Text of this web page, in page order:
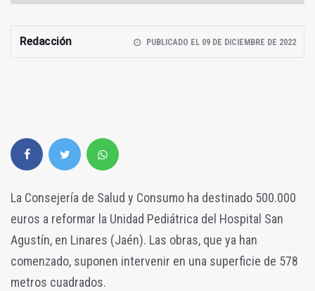
Redacción PUBLICADO EL 09 DE DICIEMBRE DE 2022
La Consejería de Salud y Consumo ha destinado 500.000
euros a reformar la Unidad Pediátrica del Hospital San
Agustín, en Linares (Jaén). Las obras, que ya han
comenzado, suponen intervenir en una superficie de 578
metros cuadrados.